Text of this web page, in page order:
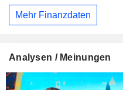
Mehr Finanzdaten
Analysen / Meinungen